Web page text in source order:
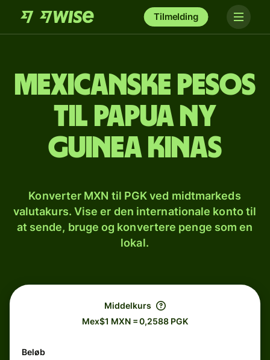
Tilmelding
Mexicanske pesos
til papua ny
guinea kinas
Konverter MXN til PGK ved midtmarkeds
valutakurs. Vise er den internationale konto til
at sende, bruge og konvertere penge som en
lokal.
Middelkurs
Mex$1 MXN = 0,2588 PGK
Beløb